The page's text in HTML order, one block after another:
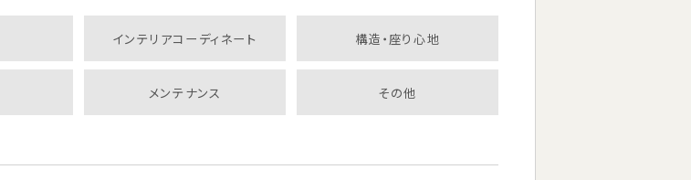
インテリアコーディネート 構造・座り心地
メンテナンス その他